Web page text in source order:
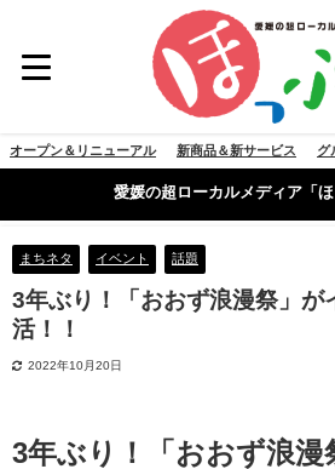
オープン＆リニューアル 新商品＆新サービス グ
愛媛の超ローカルメディア「
まちネタ イベント 話題
3年ぶり！「おおず浪漫祭」が
活！！
2022年10月20日
3年ぶり！「おおず浪漫